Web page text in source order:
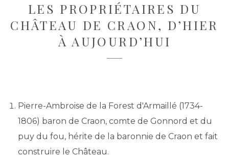
LES PROPRIÉTAIRES DU
CHÂTEAU DE CRAON, D’HIER
À AUJOURD’HUI
Pierre-Ambroise de la Forest d'Armaillé (1734-
1806) baron de Craon, comte de Gonnord et du
puy du fou, hérite de la baronnie de Craon et fait
construire le Château.